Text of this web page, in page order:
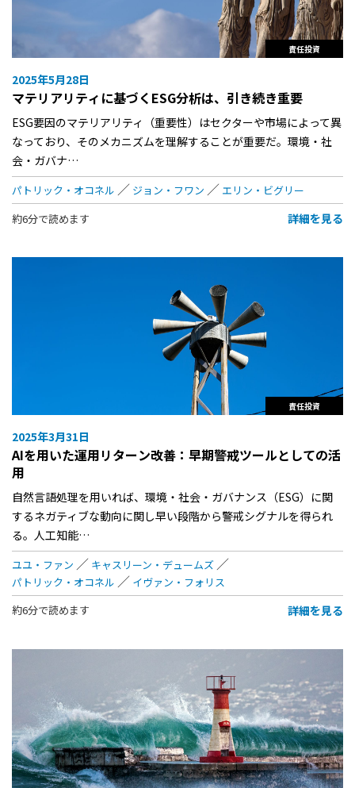
責任投資
2025年5月28日
マテリアリティに基づくESG分析は、引き続き重要
ESG要因のマテリアリティ（重要性）はセクターや市場によって異
なっており、そのメカニズムを理解することが重要だ。環境・社
会・ガバナ…
パトリック・オコネル ジョン・フワン
エリン・ビグリー
約6分で読めます
詳細を見る
責任投資
2025年3月31日
AIを用いた運用リターン改善：早期警戒ツールとしての活
用
自然言語処理を用いれば、環境・社会・ガバナンス（ESG）に関
するネガティブな動向に関し早い段階から警戒シグナルを得られ
る。人工知能…
ユユ・ファン
キャスリーン・デュームズ
パトリック・オコネル
イヴァン・フォリス
約6分で読めます
詳細を見る